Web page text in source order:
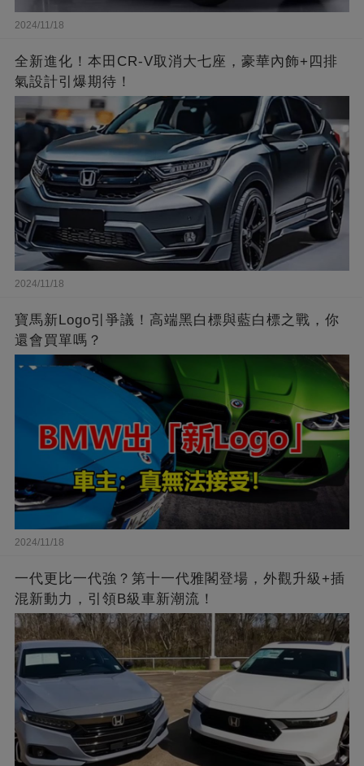
2024/11/18
全新進化！本田CR-V取消大七座，豪華內飾+四排
氣設計引爆期待！
2024/11/18
寶馬新Logo引爭議！高端黑白標與藍白標之戰，你
還會買單嗎？
2024/11/18
一代更比一代強？第十一代雅閣登場，外觀升級+插
混新動力，引領B級車新潮流！